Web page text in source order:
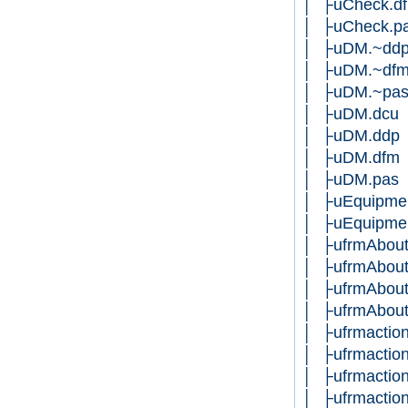
│
│
│
│
│ ├uDM.~pas
│ ├uDM.dcu
│ ├uDM.ddp
│ ├uDM.dfm
│ ├uDM.pas
│
│
│
│
│
│
│
│
│
│